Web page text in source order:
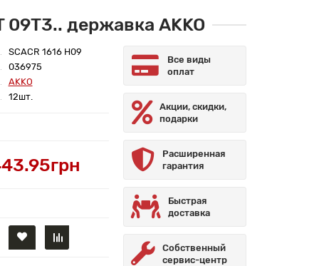
09T3.. державка AKKO
SCACR 1616 H09
036975
AKKO
12шт.
Все виды
оплат
Акции, скидки,
подарки
Расширенная
гарантия
Быстрая
доставка
Собственный
сервис-центр